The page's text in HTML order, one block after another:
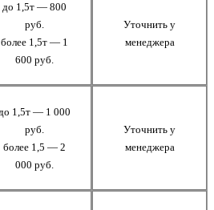
до 1,5т — 800
руб.
более 1,5т — 1
600 руб.
Уточнить у
менеджера
1,5т — 1 000
руб.
более 1,5 — 2
000 руб.
Уточнить у
менеджера